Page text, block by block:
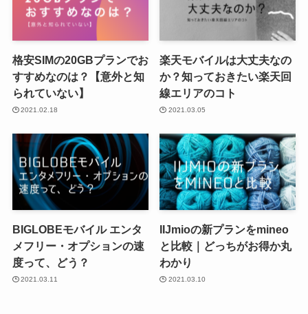
格安SIMの20GBプランでお
すすめなのは？【意外と知
られていない】
2021.02.18
楽天モバイルは大丈夫なの
か？知っておきたい楽天回
線エリアのコト
2021.03.05
BIGLOBEモバイル エンタ
メフリー・オプションの速
度って、どう？
2021.03.11
IIJmioの新プランをmineo
と比較｜どっちがお得か丸
わかり
2021.03.10